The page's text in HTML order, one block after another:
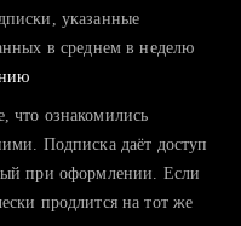
и вручную поднимаете
и оценить шансы
указанные
в среднем в неделю
что ознакомились
Подписка даёт доступ
при оформлении. Если
продлится на тот же